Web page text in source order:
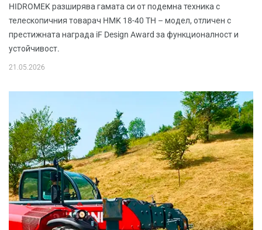
HIDROMEK разширява гамата си от подемна техника с
телескопичния товарач HMK 18-40 TH – модел, отличен с
престижната награда iF Design Award за функционалност и
устойчивост.
21.05.2026